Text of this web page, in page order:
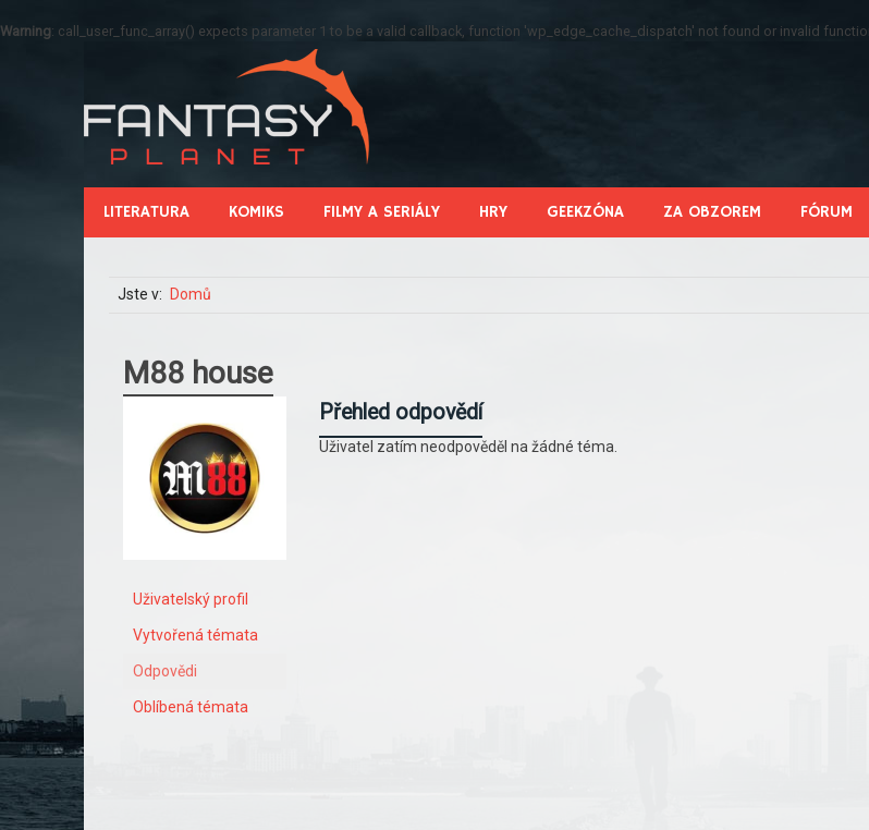
Warning: call_user_func_array() expects parameter 1 to be a valid callback, function 'wp_edge_cache_dispatch' not found or invalid
LITERATURA KOMIKS FILMY A SERIÁLY HRY GEEKZÓNA ZA OBZOREM FÓRUM
Jste v: Domů
M88 house
Uživatelský profil
Vytvořená témata
Odpovědi
Oblíbená témata
Přehled odpovědí
Uživatel zatím neodpověděl na žádné téma.